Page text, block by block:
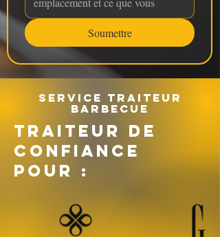
Soumettre
Service traiteur
barbecue
TRAITEUR DE
CONFIANCE
POUR :